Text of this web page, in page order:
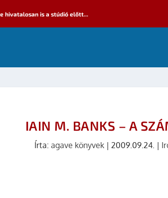
hivatalosan is a stúdió előtt...
IAIN M. BANKS – A
Írta:agave könyvek |2009.09.24. |